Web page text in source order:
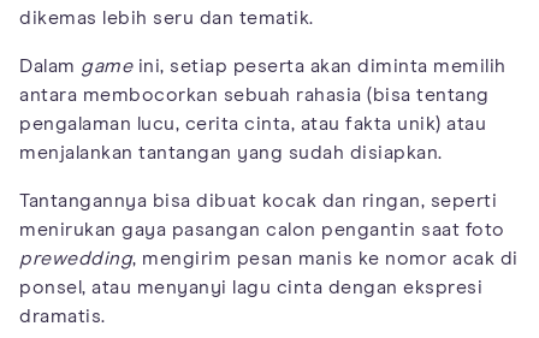
dikemas lebih seru dan tematik.
Dalam gameini, setiap peserta akan diminta memilih
antara membocorkan sebuah rahasia (bisa tentang
pengalaman lucu, cerita cinta, atau fakta unik) atau
menjalankan tantangan yang sudah disiapkan.
Tantangannya bisa dibuat kocak dan ringan, seperti
menirukan gaya pasangan calon pengantin saat foto
prewedding, mengirim pesan manis ke nomor acak di
ponsel, atau menyanyi lagu cinta dengan ekspresi
dramatis.